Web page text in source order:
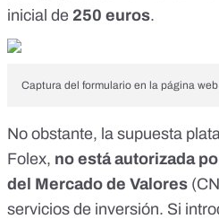
inicial de 250 euros.
Captura del formulario en la página
No obstante, la supuesta
Folex, no está autorizada
del Mercado de Valores
servicios de inversión. Si